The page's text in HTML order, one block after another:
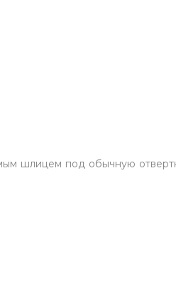
шлицем под обычную